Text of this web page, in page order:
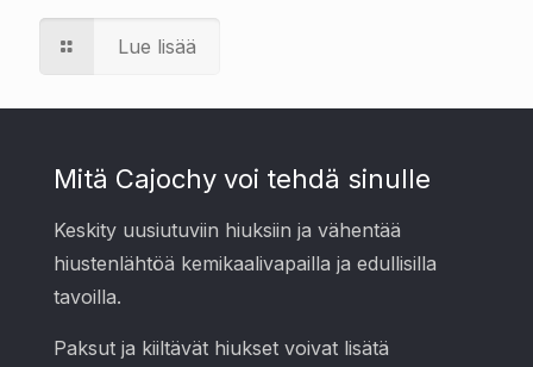
Lue lisää
Mitä Cajochy voi tehdä sinulle
Keskity uusiutuviin hiuksiin ja vähentää
hiustenlähtöä kemikaalivapailla ja edullisilla
tavoilla.
Paksut ja kiiltävät hiukset voivat lisätä